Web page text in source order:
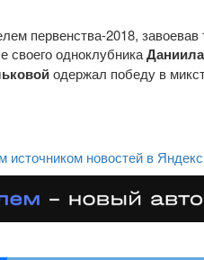
первенства-2018,
своего одноклубника
одержал победу в
источником новостей в Яндекс